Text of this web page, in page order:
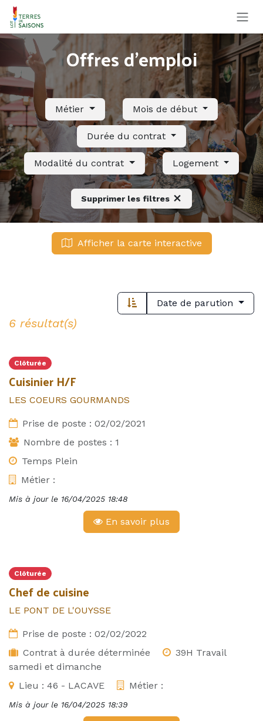
Se rendre au contenu
Offres d'emploi
Métier Mois de début
Durée du contrat
Modalité du contrat Logement
Supprimer les filtres
Afficher la carte interactive
Date de parution
6 résultat(s)
Clôturée
Cuisinier H/F
LES COEURS GOURMANDS
Prise de poste : 02/02/2021
Nombre de postes : 1
Temps Plein
Métier :
Mis à jour le 16/04/2025 18:48
En savoir plus
Clôturée
Chef de cuisine
LE PONT DE L'OUYSSE
Prise de poste : 02/02/2022
Contrat à durée déterminée
39H Travail
samedi et dimanche
Lieu : 46 - LACAVE Métier :
Mis à jour le 16/04/2025 18:39